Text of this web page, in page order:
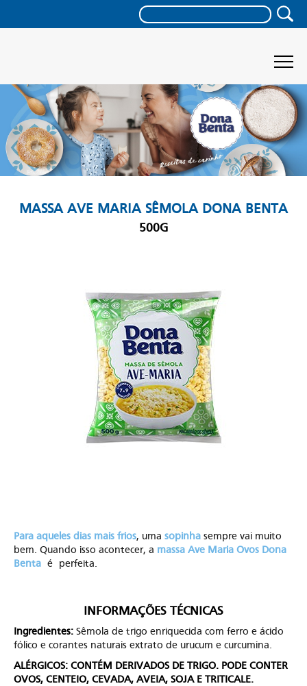
MASSA AVE MARIA SÊMOLA DONA BENTA
500G
Para aqueles dias mais frios, uma sopinha sempre vai muito
bem. Quando isso acontecer, a massa Ave Maria Ovos Dona
Benta é perfeita.
INFORMAÇÕES TÉCNICAS
Ingredientes: Sêmola de trigo enriquecida com ferro e ácido
fólico e corantes naturais extrato de urucum e curcumina.
ALÉRGICOS: CONTÉM DERIVADOS DE TRIGO. PODE CONTER
OVOS, CENTEIO, CEVADA, AVEIA, SOJA E TRITICALE.